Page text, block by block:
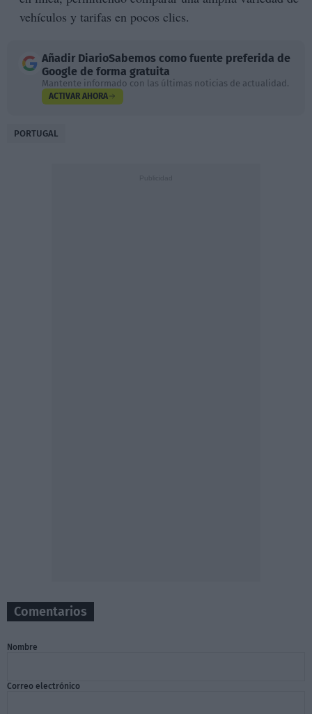
vehículos y tarifas en pocos clics.
Añadir DiarioSabemos como fuente preferida de
Google de forma gratuita
Mantente informado con las últimas noticias de actualidad.
ACTIVAR AHORA
PORTUGAL
Comentarios
Nombre
Correo electrónico